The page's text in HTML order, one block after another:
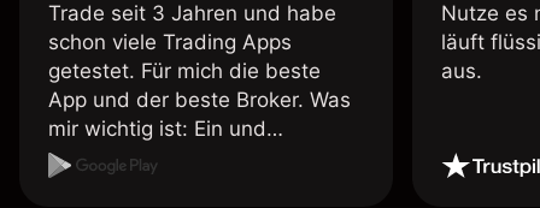
Trade seit 3 Jahren und habe
schon viele Trading Apps
getestet. Für mich die beste
App und der beste Broker. Was
mir wichtig ist: Ein und
Auszahlungen per Kreditkarte
Nutze es
läuft
aus.